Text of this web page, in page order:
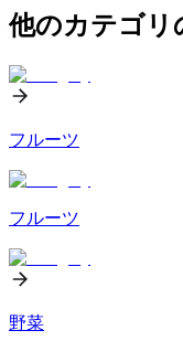
他のカテゴリ
フルーツ
フルーツ
野菜